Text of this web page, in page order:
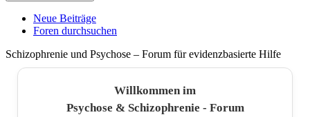
Neue Beiträge
Foren durchsuchen
Schizophrenie und Psychose – Forum für evidenzbasierte Hilfe
Willkommen im
Psychose & Schizophrenie - Forum